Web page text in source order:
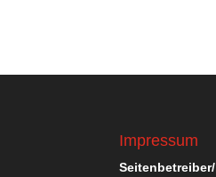
Impressum